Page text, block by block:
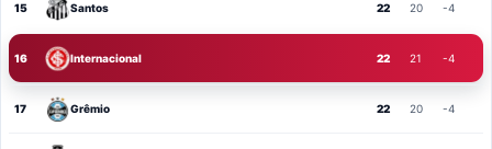
15 Santos 22 20 -4
16 Internacional 22 21 -4
17 Grêmio 22 20 -4